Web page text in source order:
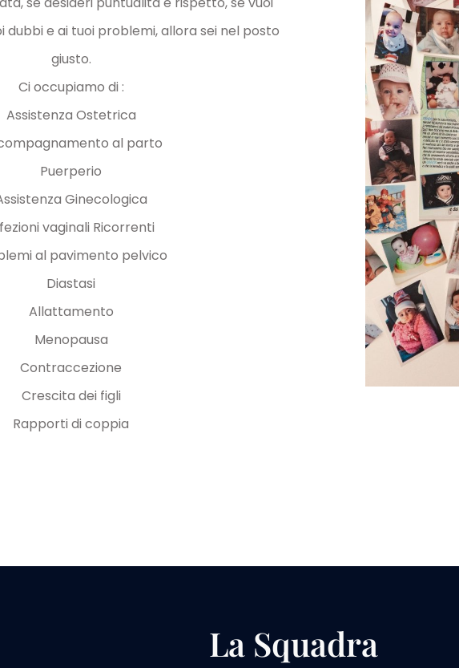
e ai tuoi problemi, allora sei nel posto
giusto.
Ci occupiamo di :
Assistenza Ostetrica
al parto
Puerperio
Ginecologica
vaginali Ricorrenti
al pavimento pelvico
Diastasi
Allattamento
Menopausa
Contraccezione
Crescita dei figli
Rapporti di coppia
La Squadra